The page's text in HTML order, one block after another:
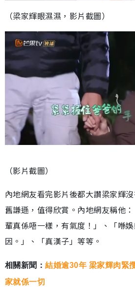
（梁家輝眼濕濕，影片截圖）
（影片截圖）
內地網友看完影片後都大讚梁家輝
舊謙遜，值得欣賞。內地網友稱他
輩真係唔一樣，有氣度！」、「喺
因。」、「真漢子」等等。
相關新聞：結婚逾30年 梁家輝肉緊
家就係一切